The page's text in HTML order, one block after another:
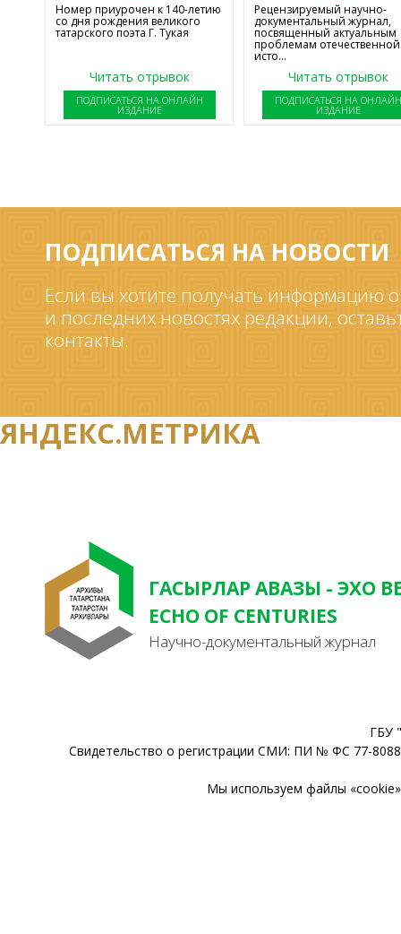
Номер приурочен к 140-летию
со дня рождения великого
татарского поэта Г. Тукая
Читать отрывок
ПОДПИСАТЬСЯ НА ОНЛАЙН
ИЗДАНИЕ
Рецензируемый научно-
документальный журнал,
посвященный актуальным
проблемам отечественной
исто...
Читать отрывок
ПОДПИСАТЬСЯ НА
ИЗДАНИЕ
ПОДПИСАТЬСЯ НА НОВОСТИ
Если вы хотите получать информацию
и последних новостях редакции,
контакты.
ЯНДЕКС.МЕТРИКА
ГАСЫРЛАР АВАЗЫ - ЭХО
ECHO OF CENTURIES
Научно-документальный журнал
ГБУ
Свидетельство о регистрации СМИ: ПИ № ФС 77-
Мы используем файлы «cookie»